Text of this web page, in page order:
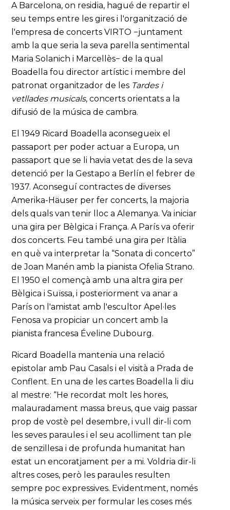
A Barcelona, on residia, hagué de repartir el
seu temps entre les gires i l'organització de
l'empresa de concerts VIRTO −juntament
amb la que seria la seva parella sentimental
Maria Solanich i Marcellès− de la qual
Boadella fou director artístic i membre del
patronat organitzador de les Tardes i
vetllades musicals, concerts orientats a la
difusió de la música de cambra.
El 1949 Ricard Boadella aconsegueix el
passaport per poder actuar a Europa, un
passaport que se li havia vetat des de la seva
detenció per la Gestapo a Berlín el febrer de
1937. Aconseguí contractes de diverses
Amerika-Häuser per fer concerts, la majoria
dels quals van tenir lloc a Alemanya. Va iniciar
una gira per Bèlgica i França. A París va oferir
dos concerts. Feu també una gira per Itàlia
en què va interpretar la “Sonata di concerto”
de Joan Manén amb la pianista Ofelia Strano.
El 1950 el començà amb una altra gira per
Bèlgica i Suïssa, i posteriorment va anar a
París on l'amistat amb l'escultor Apel·les
Fenosa va propiciar un concert amb la
pianista francesa Éveline Dubourg.
Ricard Boadella mantenia una relació
epistolar amb Pau Casals i el visità a Prada de
Conflent. En una de les cartes Boadella li diu
al mestre: “He recordat molt les hores,
malauradament massa breus, que vaig passar
prop de vostè pel desembre, i vull dir-li com
les seves paraules i el seu acolliment tan ple
de senzillesa i de profunda humanitat han
estat un encoratjament per a mi. Voldria dir-li
altres coses, però les paraules resulten
sempre poc expressives. Evidentment, només
la música serveix per formular les coses més